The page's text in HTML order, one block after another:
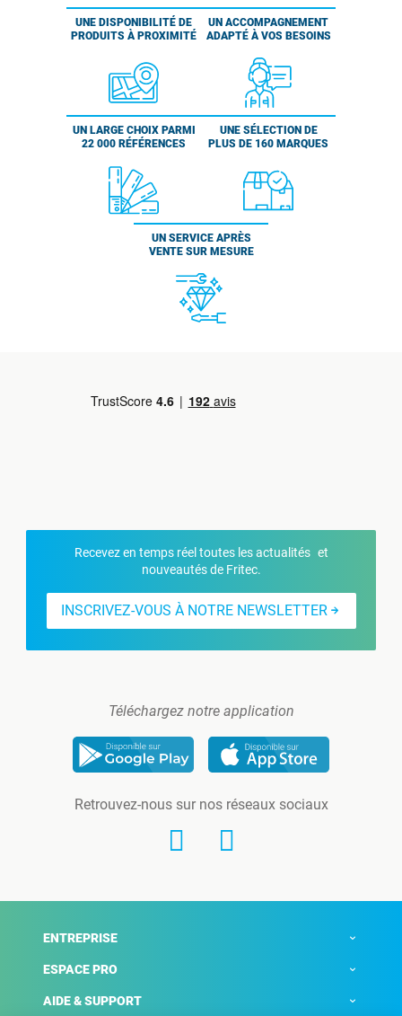
UNE DISPONIBILITÉ DE
PRODUITS À PROXIMITÉ
UN ACCOMPAGNEMENT
ADAPTÉ À VOS BESOINS
UN LARGE CHOIX PARMI
22 000 RÉFÉRENCES
UNE SÉLECTION DE
PLUS DE 160 MARQUES
UN SERVICE APRÈS
VENTE SUR MESURE
Recevez en temps réel toutes les actualités et
nouveautés de Fritec.
INSCRIVEZ-VOUS À NOTRE NEWSLETTER
Téléchargez notre application
Retrouvez-nous sur nos réseaux sociaux
ENTREPRISE
ESPACE PRO
AIDE & SUPPORT